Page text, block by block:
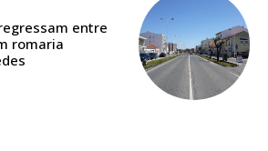
entre
romaria